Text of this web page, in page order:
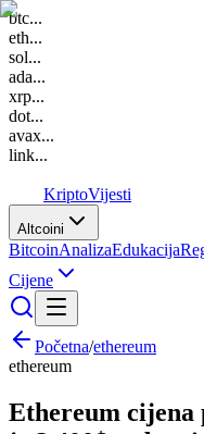
btc...
eth...
sol...
ada...
xrp...
dot...
avax...
link...
KriptoVijesti
Altcoini
BitcoinAnalizaEdukacija
Cijene
Početna/ethereum
ethereum
Ethereum cijena